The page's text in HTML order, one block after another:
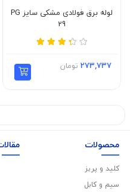
لوله برق فولادی مشکی سایز PG
29
273,737 تومان
محصولات
کلید و پریز
سیم و کابل